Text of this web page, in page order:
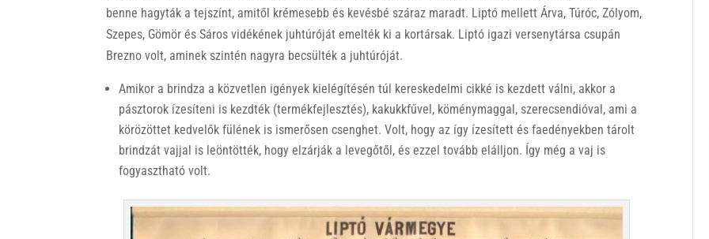
benne hagyták a tejszínt, amitől krémesebb és kevésbé száraz maradt. Liptó mellett Árva, Túróc, Zólyom,
Szepes, Gömör és Sáros vidékének juhtúróját emelték ki a kortársak. Liptó igazi versenytársa csupán
Brezno volt, aminek szintén nagyra becsülték a juhtúróját.
Amikor a brindza a közvetlen igények kielégítésén túl kereskedelmi cikké is kezdett válni, akkor a
pásztorok ízesíteni is kezdték (termékfejlesztés), kakukkfűvel, köménymaggal, szerecsendióval, ami a
körözöttet kedvelők fülének is ismerősen csenghet. Volt, hogy az így ízesített és faedényekben tárolt
brindzát vajjal is leöntötték, hogy elzárják a levegőtől, és ezzel tovább elálljon. Így még a vaj is
fogyasztható volt.